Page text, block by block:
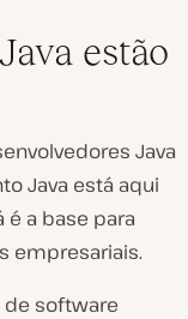
estão
Java
Java está aqui
a base para
empresariais.
de software